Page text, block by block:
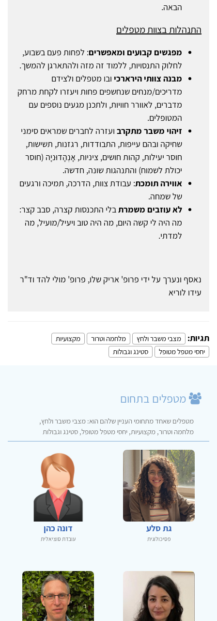
הבאה.
התנהלות בצוות מטפלים
מפגשים קבועים ומאפשרים: לפחות פעם בשבוע,
לחלוק התנסויות, ללמוד זה מזה ולהתארגן להמשך.
מבנה צוותי הירארכי ובו מטפלים ולצידם
מדריכים/מנחים שנחשפים פחות ויעזרו לקחת מרחק
מדברים, לאוורר חוויות, ולתכנן מגעים נוספים עם
המטופלים.
זיהוי משבר מתקרב ועזרה לחברים שמראים סימני
שחיקה ובהם עייפות, התבודדות, רגזנות, תשישות,
חוסר יעילות, קהות חושים, ציניות, אָנְהָדוּניָה (חוסר
יכולת לשמוח) והתנהגות שונה, חדשה.
אווירה תומכת: עבודת צוות, הדרכה, תמיכה ורגעים
של שמחה.
לא עוזבים משמרתבלי התכנסות קצרה, סבב קצר:
מה היה לי קשה היום, מה היה טוב ויעיל/מועיל, מה
למדתי.
נאסף ונערך על ידי פרופ' אריק שלו, פרופ' מולי להד וד"ר
עידו לוריא
תגיות: מצבי משבר ולחץ מלחמה וטרור
מקצועיות
יחסי מטפל מטופל
סטינג וגבולות
מטפלים בתחום
מטפלים שאחד מתחומי העניין שלהם הוא: מצבי משבר ולחץ,
מלחמה וטרור, מקצועיות, יחסי מטפל מטופל, סטינג וגבולות
גת סלע
פסיכולוגית
דונה כהן
עובדת סוציאלית